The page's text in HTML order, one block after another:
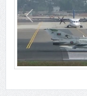
Previous